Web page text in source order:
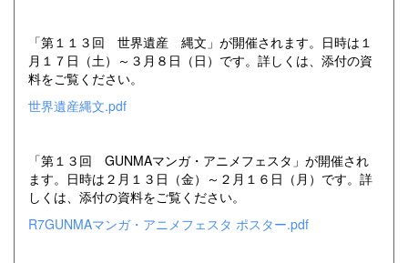
「第１１３回 世界遺産 縄文」が開催されます。日時は１
月１７日（土）～３月８日（日）です。詳しくは、添付の資
料をご覧ください。
世界遺産縄文.pdf
「第１３回 GUNMAマンガ・アニメフェスタ」が開催され
ます。日時は２月１３日（金）～２月１６日（月）です。詳
しくは、添付の資料をご覧ください。
R7GUNMAマンガ・アニメフェスタ ポスター.pdf